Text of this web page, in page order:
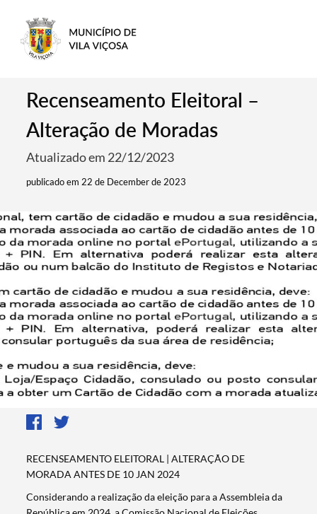
Recenseamento Eleitoral –
Alteração de Moradas
Atualizado em 22/12/2023
publicado em 22 de December de 2023
RECENSEAMENTO ELEITORAL | ALTERAÇÃO DE
MORADA ANTES DE 10 JAN 2024
Considerando a realização da eleição para a Assembleia da